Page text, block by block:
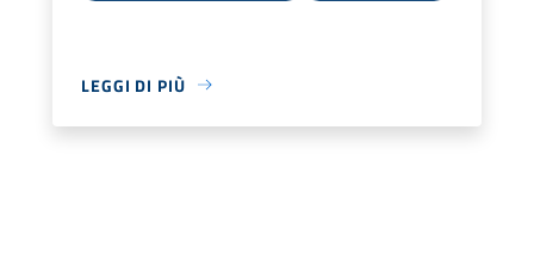
LEGGI DI PIÙ